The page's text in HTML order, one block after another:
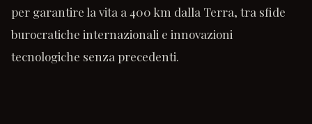
per garantire la vita a 400 km dalla Terra, tra sfide
burocratiche internazionali e innovazioni
tecnologiche senza precedenti.